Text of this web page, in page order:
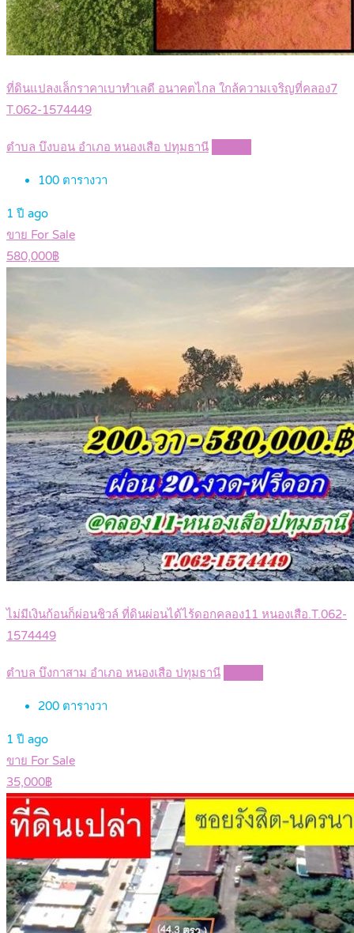
ที่ดินแปลงเล็กราคาเบาทำเลดี อนาคตไกล ใกล้ความเจริญที่คลอง7
T.062-1574449
ตำบล บึงบอน อำเภอ หนองเสือ ปทุมธานี
100 ตารางวา
1 ปี ago
ขาย For Sale
580,000฿
ไม่มีเงินก้อนก็ผ่อนชิวล์ ที่ดินผ่อนได้ไร้ดอกคลอง11 หนองเสือ.T.062-
1574449
ตำบล บึงกาสาม อำเภอ หนองเสือ ปทุมธานี
200 ตารางวา
1 ปี ago
ขาย For Sale
35,000฿